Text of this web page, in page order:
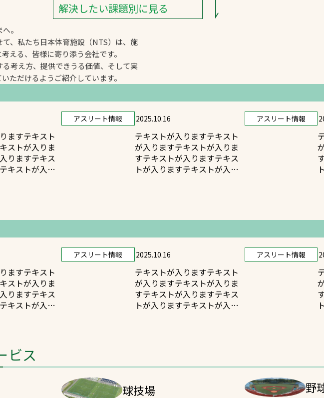
解決したい課題別に見る
。
、私たち日本体育施設（NTS）は、施
える、皆様に寄り添う会社です。
考え方、提供できうる価値、そして実
ただけるようご紹介しています。
ますテキスト
ストが入りま
りますテキス
キストが入り
アスリート情報 2025.10.16
テキストが入りますテキスト
が入りますテキストが入りま
すテキストが入りますテキス
トが入りますテキストが入り
アスリート情報
ますテキスト
ストが入りま
りますテキス
キストが入り
アスリート情報 2025.10.16
テキストが入りますテキスト
が入りますテキストが入りま
すテキストが入りますテキス
トが入りますテキストが入り
アスリート情報
ビス
球技場 野